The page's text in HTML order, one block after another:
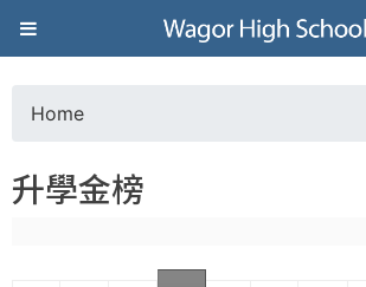
Jump to navigation
葳
格
高
o
Home
升學金榜